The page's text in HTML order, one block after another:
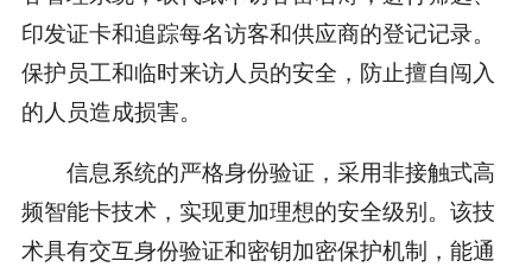
印发证卡和追踪每名访客和供应商的登记记录。
保护员工和临时来访人员的安全，防止擅自闯入
的人员造成损害。
信息系统的严格身份验证，采用非接触式高
频智能卡技术，实现更加理想的安全级别。该技
术具有交互身份验证和密钥加密保护机制，能通